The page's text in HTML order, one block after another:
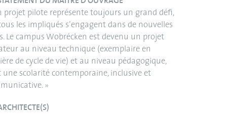
projet pilote représente toujours un grand défi,
les impliqués s’engagent dans de nouvelles
Le campus Wobrécken est devenu un projet
au niveau technique (exemplaire en
de cycle de vie) et au niveau pédagogique,
une scolarité contemporaine, inclusive et
»